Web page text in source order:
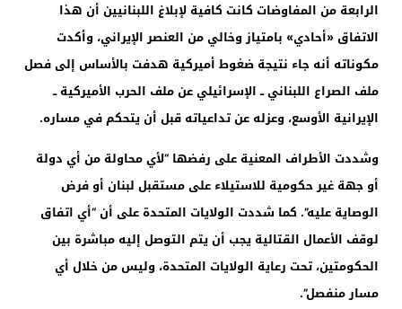
الرابعة من المفاوضات كانت كافية لإبلاغ اللبنانيين أن هذا
الاتفاق «أحادي» بامتياز وخالي من العنصر الإيراني، وأكدت
مكوناته أنه جاء نتيجة ضغوط أميركية هدفت بالأساس إلى فصل
ملف الصراع اللبناني ــ الإسرائيلي عن ملف الحرب الأميركية ــ
الإيرانية الأوسع، وعزله عن تداعياته قبل أن يتحكم في مساره.
وشددت الأطراف المعنية على رفضها “لأي محاولة من أي دولة
أو جهة غير حكومية للاستيلاء على مستقبل لبنان أو فرض
الوصاية عليه”. كما شددت الولايات المتحدة على أن “أي اتفاق
لوقف الأعمال القتالية يجب أن يتم التوصل إليه مباشرة بين
الحكومتين، تحت رعاية الولايات المتحدة، وليس من خلال أي
مسار منفصل”.